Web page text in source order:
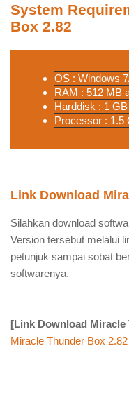
System
Box 2.82
OS : Windows
RAM : 512 MB
Harddisk : 1
Processor : 1.5
Link Download
Silahkan download
Version tersebut melalui
petunjuk sampai sobat
softwarenya.
[Link Download Miracle
Miracle Thunder Box 2.82